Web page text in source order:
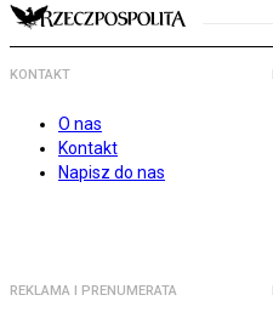
KONTAKT
O nas
Kontakt
Napisz do nas
REKLAMA I PRENUMERATA